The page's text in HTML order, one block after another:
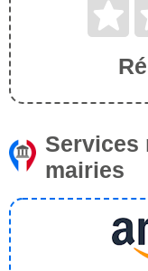
Services
mairies